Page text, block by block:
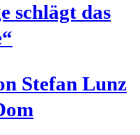
schlägt das
Ste­fan Lunz